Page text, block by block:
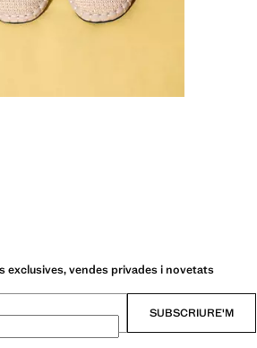
exclusives, vendes privades i novetats
SUBSCRIURE'M